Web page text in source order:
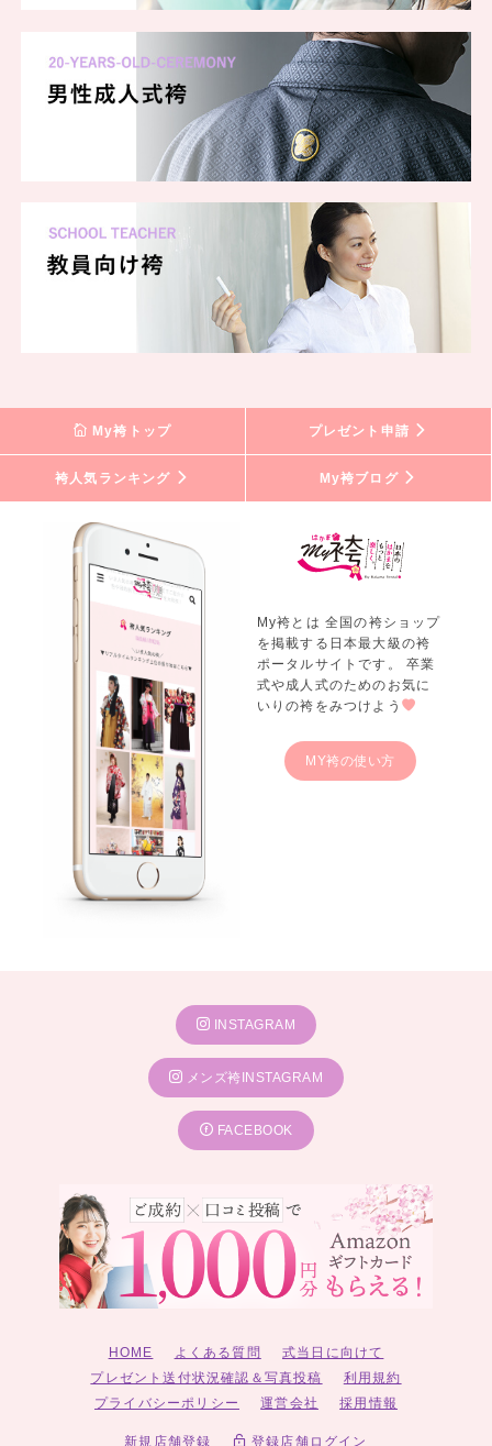
My袴トップ プレゼント申請
袴人気ランキング My袴ブログ
My袴とは 全国の袴ショップ
を掲載する日本最大級の袴
ポータルサイトです。 卒業
式や成人式のためのお気に
いりの袴をみつけよう
MY袴の使い方
INSTAGRAM
メンズ袴INSTAGRAM
FACEBOOK
HOME よくある質問
式当日に向けて
プレゼント送付状況確認＆写真投稿
利用規約
プライバシーポリシー
運営会社 採用情報
新規店舗登録 登録店舗ログイン